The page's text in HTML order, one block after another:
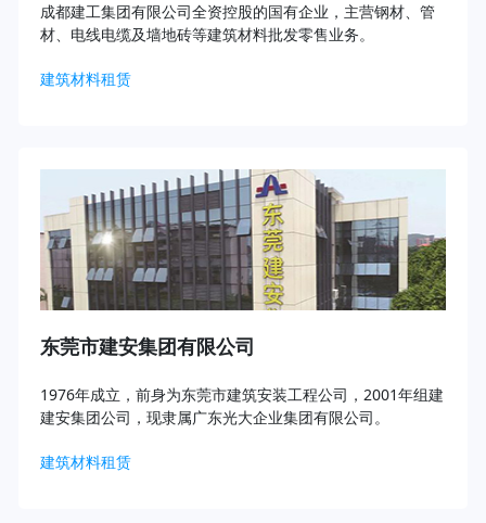
成都建工集团有限公司全资控股的国有企业，主营钢材、管
材、电线电缆及墙地砖等建筑材料批发零售业务。
建筑材料租赁
东莞市建安集团有限公司
1976年成立，前身为东莞市建筑安装工程公司，2001年组建
建安集团公司，现隶属广东光大企业集团有限公司。
建筑材料租赁